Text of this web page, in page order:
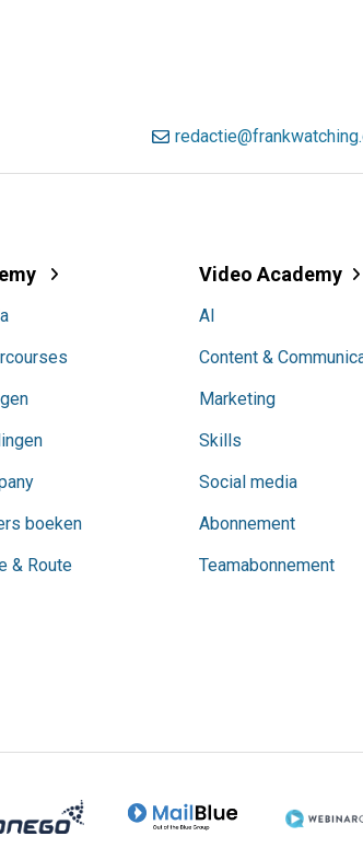
boeken
& Route
Video Academy
AI
Content &
Marketing
Skills
Social media
Abonnement
Teamabonnement